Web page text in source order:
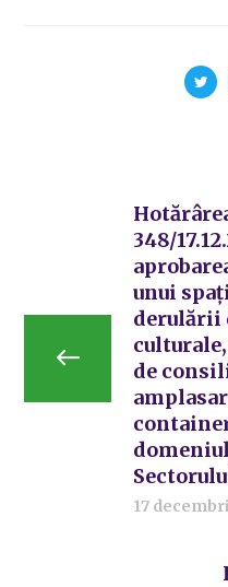
348/
unui
derulării
de
17